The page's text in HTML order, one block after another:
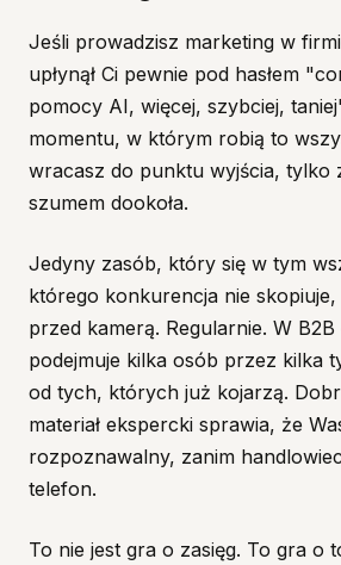
Jeśli prowadzisz marketing w
upłynął Ci pewnie pod hasłem
pomocy AI, więcej, szybciej,
momentu, w którym robią to
wracasz do punktu wyjścia, tylko
szumem dookoła.
Jedyny zasób, który się w tym
którego konkurencja nie skopiuje,
przed kamerą. Regularnie. W B2B
podejmuje kilka osób przez kilka
od tych, których już kojarzą.
materiał ekspercki sprawia, że
rozpoznawalny, zanim
telefon.
To nie jest gra o zasięg. To gra o